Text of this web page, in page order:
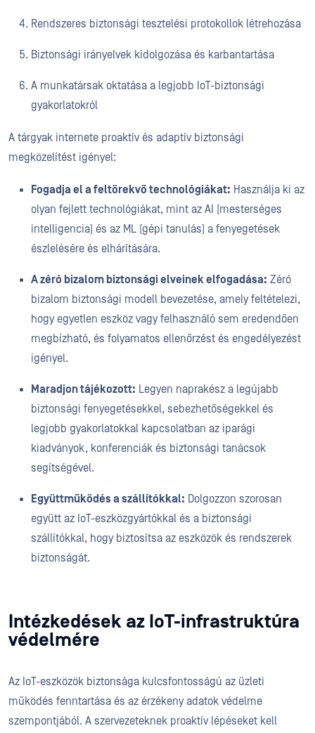
Rendszeres biztonsági tesztelési protokollok létrehozása
Biztonsági irányelvek kidolgozása és karbantartása
A munkatársak oktatása a legjobb IoT-biztonsági
gyakorlatokról
A tárgyak internete proaktív és adaptív biztonsági
megközelítést igényel:
Fogadja el a feltörekvő technológiákat: Használja ki az
olyan fejlett technológiákat, mint az AI (mesterséges
intelligencia) és az ML (gépi tanulás) a fenyegetések
észlelésére és elhárítására.
A zéró bizalom biztonsági elveinek elfogadása: Zéró
bizalom biztonsági modell bevezetése, amely feltételezi,
hogy egyetlen eszköz vagy felhasználó sem eredendően
megbízható, és folyamatos ellenőrzést és engedélyezést
igényel.
Maradjon tájékozott: Legyen naprakész a legújabb
biztonsági fenyegetésekkel, sebezhetőségekkel és
legjobb gyakorlatokkal kapcsolatban az iparági
kiadványok, konferenciák és biztonsági tanácsok
segítségével.
Együttműködés a szállítókkal: Dolgozzon szorosan
együtt az IoT-eszközgyártókkal és a biztonsági
szállítókkal, hogy biztosítsa az eszközök és rendszerek
biztonságát.
Intézkedések az IoT-infrastruktúra
védelmére
Az IoT-eszközök biztonsága kulcsfontosságú az üzleti
működés fenntartása és az érzékeny adatok védelme
szempontjából. A szervezeteknek proaktív lépéseket kell